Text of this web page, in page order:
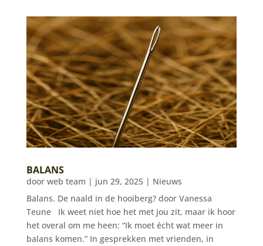
BALANS
door web team | jun 29, 2025| Nieuws
Balans. De naald in de hooiberg? door Vanessa
Teune Ik weet niet hoe het met jou zit, maar ik hoor
het overal om me heen: “Ik moet écht wat meer in
balans komen.” In gesprekken met vrienden, in